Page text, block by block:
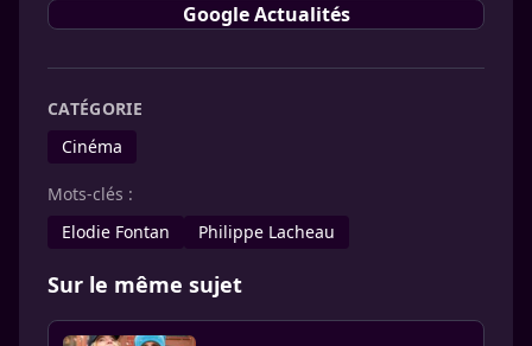
Google Actualités
CATÉGORIE
Cinéma
Mots-clés :
Elodie Fontan
Philippe Lacheau
Sur le même sujet